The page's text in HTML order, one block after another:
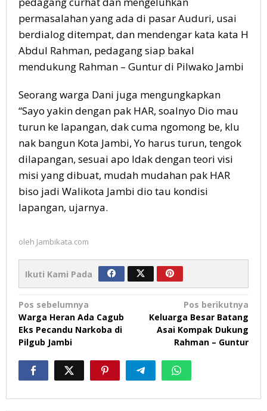
permasalahan yang ada di pasar Auduri, usai
berdialog ditempat, dan mendengar kata kata H
Abdul Rahman, pedagang siap bakal
mendukung Rahman – Guntur di Pilwako Jambi
Seorang warga Dani juga mengungkapkan
“Sayo yakin dengan pak HAR, soalnyo Dio mau
turun ke lapangan, dak cuma ngomong be, klu
nak bangun Kota Jambi, Yo harus turun, tengok
dilapangan, sesuai apo Idak dengan teori visi
misi yang dibuat, mudah mudahan pak HAR
biso jadi Walikota Jambi dio tau kondisi
lapangan, ujarnya.
oleh Jambikata.com
Ikuti Kami Pada
Navigasi
pos
Pos sebelumnya
Warga Heran Ada Cagub
Eks Pecandu Narkoba di
Pilgub Jambi
Pos berikutnya
Keluarga Besar Batang
Asai Kompak Dukung
Rahman – Guntur